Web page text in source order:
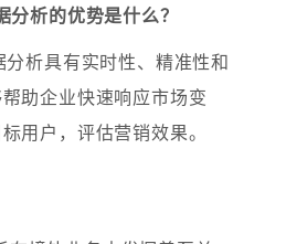
析的优势是什么？
析具有实时性、精准性和
助企业快速响应市场变
用户，评估营销效果。